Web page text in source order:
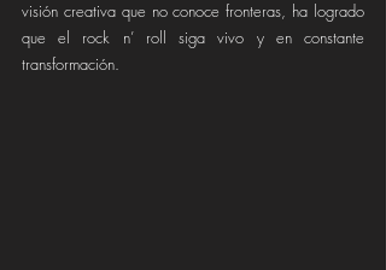
visión creativa que no conoce fronteras, ha logrado
que el rock n’ roll siga vivo y en constante
transformación.